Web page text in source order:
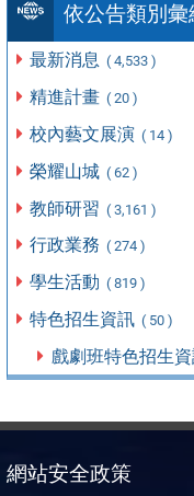
依公告類別彙
最新消息 ( 4,533 )
精進計畫 ( 20 )
校內藝文展演 ( 14 )
榮耀山城 ( 62 )
教師研習 ( 3,161 )
行政業務 ( 274 )
學生活動 ( 819 )
特色招生資訊 ( 50 )
戲劇班特色招生
網站安全政策